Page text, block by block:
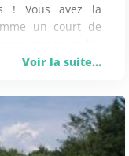
! Vous avez la
un court de
intéressent.
cette formule et
la moins chère !
en camping sur
dont
Voir la suite...